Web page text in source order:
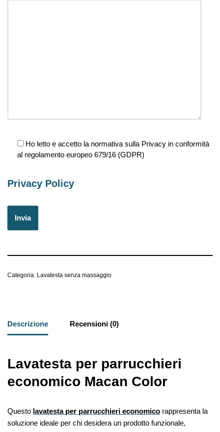
Ho letto e accetto la normativa sulla Privacy in conformità
al regolamento europeo 679/16 (GDPR)
Privacy Policy
Categoria: Lavatesta senza massaggio
Descrizione Recensioni (0)
Lavatesta per parrucchieri
economico Macan Color
Questo lavatesta per parrucchieri economico rappresenta la
soluzione ideale per chi desidera un prodotto funzionale,